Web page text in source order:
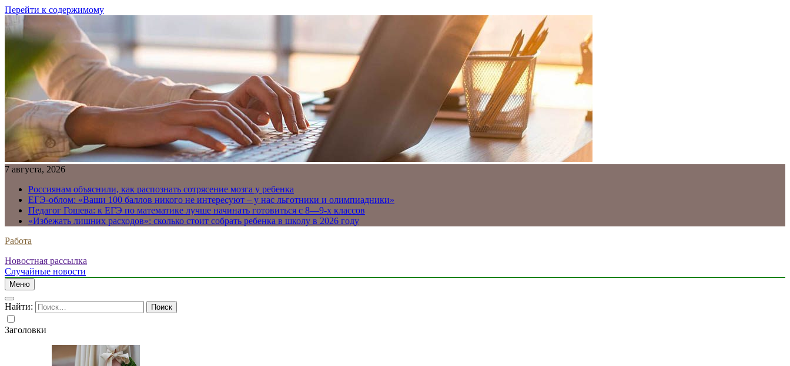
Перейти к содержимому
7 августа, 2026
Россиянам объяснили, как распознать сотрясение мозга у ребенка
ЕГЭ-облом: «Ваши 100 баллов никого не интересуют – у нас льготники и олимпиадники»
Педагог Гошева: к ЕГЭ по математике лучше начинать готовиться с 8—9-х классов
«Избежать лишних расходов»: сколько стоит собрать ребенка в школу в 2026 году
Работа
Новостная рассылка
Случайные новости
Меню
Найти:
Заголовки